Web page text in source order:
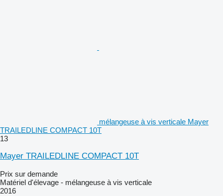
mélangeuse à vis verticale Mayer
TRAILEDLINE COMPACT 10T
13
Mayer TRAILEDLINE COMPACT 10T
Prix sur demande
Matériel d'élevage - mélangeuse à vis verticale
2016